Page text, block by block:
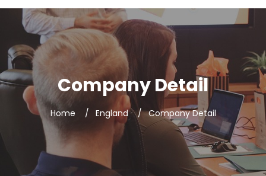
Company Detail
Home England Company Detail